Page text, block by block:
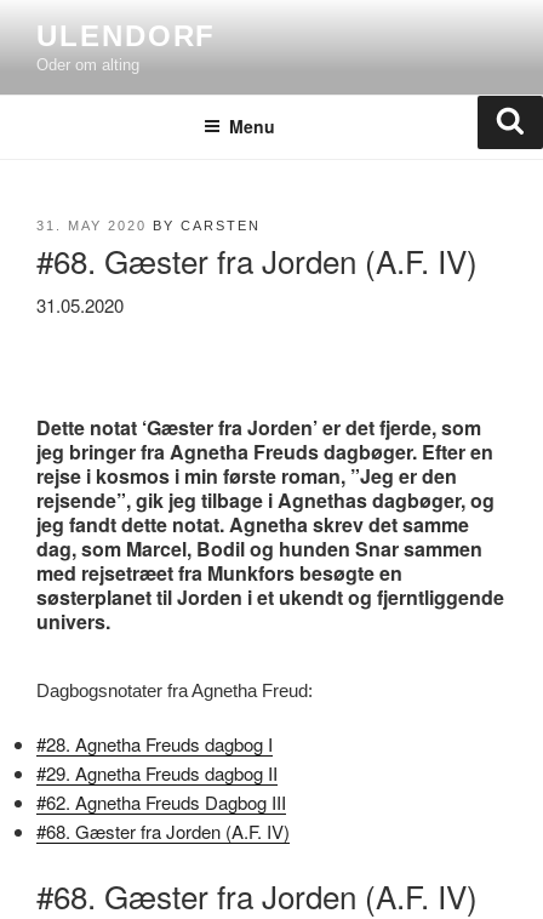
content
ULENDORF
Oder om alting
Menu
POSTED
31. MAY 2020 BY CARSTEN
#68. Gæster fra Jorden (A.F. IV)
31.05.2020
Dette notat ‘Gæster fra Jorden’ er det fjerde, som
jeg bringer fra Agnetha Freuds dagbøger. Efter en
rejse i kosmos i min første roman, ”Jeg er den
rejsende”, gik jeg tilbage i Agnethas dagbøger, og
jeg fandt dette notat. Agnetha skrev det samme
dag, som Marcel, Bodil og hunden Snar sammen
med rejsetræet fra Munkfors besøgte en
søsterplanet til Jorden i et ukendt og fjerntliggende
univers.
Dagbogsnotater fra Agnetha Freud:
#28. Agnetha Freuds dagbog I
#29. Agnetha Freuds dagbog II
#62. Agnetha Freuds Dagbog III
#68. Gæster fra Jorden (A.F. IV)
#68. Gæster fra Jorden (A.F. IV)